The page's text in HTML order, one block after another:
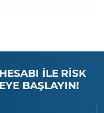
İLE RİSK
BAŞLAYIN!